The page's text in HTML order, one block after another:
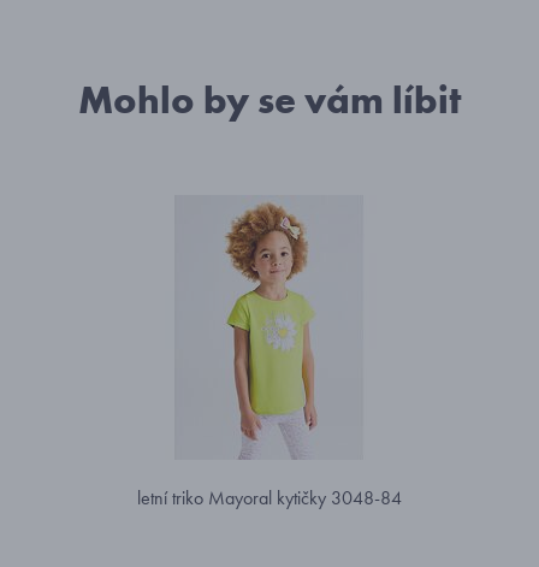
Mohlo by se vám líbit
letní triko Mayoral kytičky 3048-84